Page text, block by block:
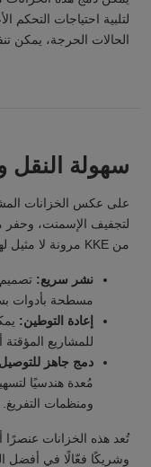
لتلبية احتياجات التحكم
الحالات الحرجة، يمكن
سهولة النقل
على عكس الخزانات
لتجفيف الإسمنت، وحفر
من KKE مرونة لا مثيل لها:
نشر سريع:
مسطحة بأدوات
إعادة التوطين:
للمشاريع المؤقتة
دمج جاهز
مُعدة هندسيًا
ومنظمات التفريغ.
تُعد هذه الخزانات
وشريكًا فعّالًا في أفضل